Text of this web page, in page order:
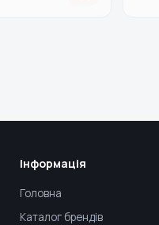
Інформація
Головна
Каталог брендів